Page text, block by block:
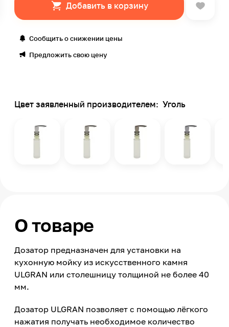
Добавить в корзину
Сообщить о снижении цены
Предложить свою цену
Цвет заявленный производителем: Уголь
О товаре
Дозатор предназначен для установки на
кухонную мойку из искусственного камня
ULGRAN или столешницу толщиной не более 40
мм.
Дозатор ULGRAN позволяет с помощью лёгкого
нажатия получать необходимое количество